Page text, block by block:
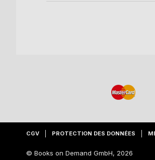
CGV PROTECTION DES DONNÉES
© Books on Demand GmbH, 2026